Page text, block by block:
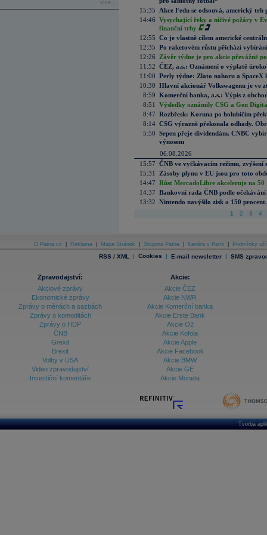
více...
15:35
Akce Fedu se odsouvá, americký
14:46 Vysychající řeky a ničivé požáry v
finanční trhy
12:55 Co je vlastně cílem americké
12:35 Po raketovém růstu přichází
12:26
Závěr týdne je pro akcie převážně
11:52 ČEZ, a.s.: Oznámení o výplatě
11:00 Perly týdne: Zlato nahoru a SpaceX
10:30 Hlavní akcionář Volkswagenu je ve
8:59 Komerční banka, a.s.: Výpis z
8:51
Výsledky oznámily CSG a Gen
8:47 Rozbřesk: Koruna po holubičím
8:14 CSG výrazně překonala odhady.
5:50 Srpen přeje dividendám. CNBC
výnosem
06.08.2026
15:57 ČNB ve vyčkávacím režimu, zvýšení
15:31
Zásoby plynu v EU jsou pro toto
14:47 Růst MercadoLibre akceleruje na
14:37 Bankovní rada ČNB podle
13:32 Nintendo navýšilo zisk o 150
1 2 3 4
O Patria.cz Reklama Mapa Stránek Skupina Patria Kariéra v Patrii Podmínky
RSS / XML | Cookies | E-mail newsletter | SMS
Zpravodajství:
Akciové zprávy
Ekonomické zprávy
Zprávy o měnách a sazbách
Zprávy o komoditách
Zprávy o HDP
ČNB
Grexit
Brexit
Volby v USA
Video zpravodajství
Investiční komentáře
Akcie:
Akcie ČEZ
Akcie NWR
Akcie Komerční banka
Akcie Erste Bank
Akcie O2
Akcie Kofola
Akcie Apple
Akcie Facebook
Akcie BMW
Akcie GE
Akcie Moneta
Tvorba